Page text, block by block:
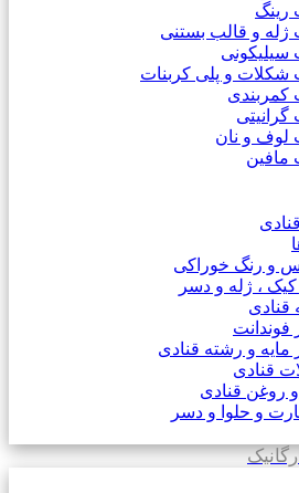
رینگ
ژله و قالب بستنی
سیلیکونی
شکلات و پلی کربنات
کمربندی
گرانیتی
لوف و نان
مافین
و رنگ خوراکی
کیک ، ژله و دسر
قنادی
فوندانت
مایه و رشته قنادی
قنادی
روغن قنادی
و حلوا و دسر